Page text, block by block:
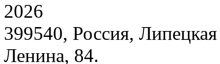
2026
399540, Россия,
Ленина, 84.